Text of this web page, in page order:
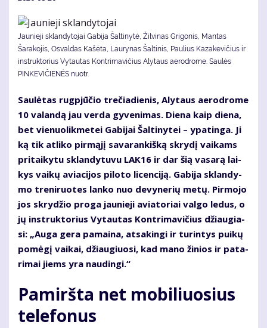
Jaunieji sklandytojai Gabija Šaltinytė, Žilvinas Grigonis, Mantas
Šarakojis, Osvaldas Kašėta, Laurynas Šaltinis, Paulius Kazakevičius ir
instruktorius Vytautas Kontrimavičius Alytaus aerodrome. Saulės
PINKEVIČIENĖS nuotr.
Sau­lė­tas rug­pjū­čio tre­čia­die­nis, Aly­taus ae­ro­dro­me
10 va­lan­dą jau ver­da gy­ve­ni­mas. Die­na kaip die­na,
bet vie­nuo­lik­me­tei Ga­bi­jai Šal­ti­ny­tei – ypa­tin­ga. Ji
ką tik at­li­ko pir­mą­jį sa­va­ran­kiš­ką skry­dį vai­kams
pri­tai­ky­tu sklan­dy­tu­vu LAK16 ir dar šią va­sa­rą lai­
kys vai­kų avia­ci­jos pi­lo­to li­cen­ci­ją. Ga­bi­ja sklan­dy­
mo tre­ni­ruo­tes lan­ko nuo de­vy­ne­rių me­tų. Pir­mo­jo
jos skry­džio pro­ga jau­nie­ji avia­to­riai val­go le­dus, o
jų in­struk­to­rius Vy­tau­tas Kon­tri­ma­vi­čius džiau­gia­
si: „Au­ga ge­ra pa­mai­na, at­sa­kin­gi ir tu­rin­tys pui­kų
po­mė­gį vai­kai, džiau­giuo­si, kad ma­no ži­nios ir pa­ta­
ri­mai jiems yra nau­din­gi.“
Pamiršta net mobiliuosius
telefonus